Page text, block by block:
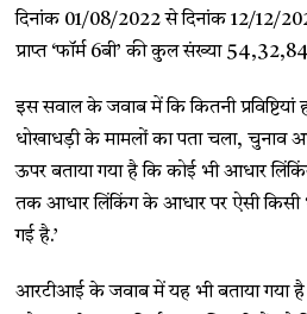
दिनांक 01/08/2022 से दिनांक 12/12/
प्राप्त ‘फॉर्म 6बी’ की कुल संख्या
इस सवाल के जवाब में कि कितनी प्रविष्टियां
धोखाधड़ी के मामलों का पता चला, चुनाव
ऊपर बताया गया है कि कोई भी आधार
तक आधार लिंकिंग के आधार पर ऐसी किसी
गई है.’
आरटीआई के जवाब में यह भी बताया गया